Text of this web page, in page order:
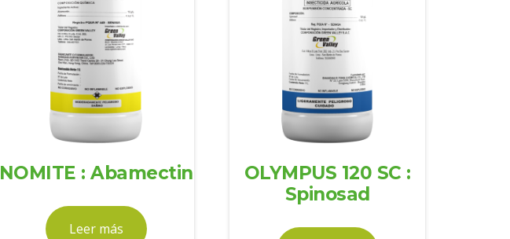
NOMITE : Abamectin
Leer más
OLYMPUS 120 SC :
Spinosad